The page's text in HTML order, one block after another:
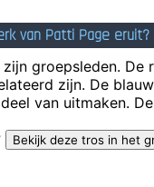
flattery and know
van Patti Page eruit?
groepsleden.
zijn. De
van uitmaken.